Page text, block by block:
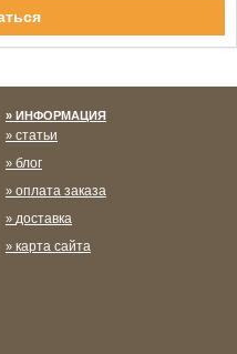
ИНФОРМАЦИЯ
статьи
блог
оплата заказа
доставка
карта сайта